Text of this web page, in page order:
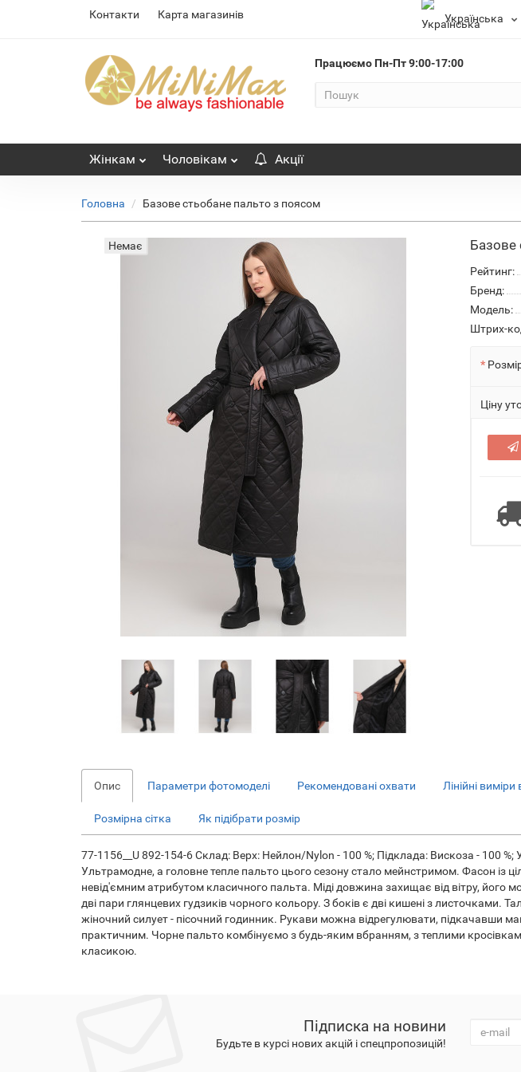
Контакти Карта магазинів Українська
Працюємо Пн-Пт 9:00-17:00
Жінкам Чоловікам Акції
Головна Базове стьобане пальто з поясом
Немає Базове
Рейтинг:
Бренд:
Модель:
Штрих-
Ціну
Опис Параметри фотомоделі Рекомендовані охвати Лінійні
Розмірна сітка Як підібрати розмір
77-1156__U 892-154-6 Склад: Верх: Нейлон/Nylon - 100 %; Підклада: Вискоза - 100
Ультрамодне, а головне тепле пальто цього сезону стало мейнстримом. Фасон
невід'ємним атрибутом класичного пальта. Міді довжина захищає від вітру, його
дві пари глянцевих гудзиків чорного кольору. З боків є дві кишені з
жіночний силует - пісочний годинник. Рукави можна відрегулювати, підкачавши
практичним. Чорне пальто комбінуємо з будь-яким вбранням, з теплими
класикою.
Підписка на новини
Будьте в курсі нових акцій і спецпропозицій!